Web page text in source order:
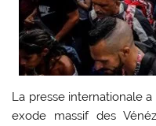
La presse internationale
exode massif des